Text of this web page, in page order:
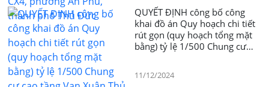
QUYẾT ĐỊNH công bố công
khai đồ án Quy hoạch chi tiết
rút gọn (quy hoạch tổng mặt
bằng) tỷ lệ 1/500 Chung cư
Thủ Đức.
11/12/2024